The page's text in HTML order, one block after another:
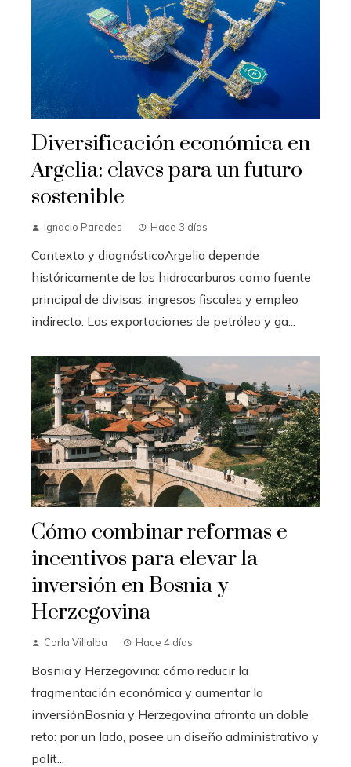
Diversificación económica en
Argelia: claves para un futuro
sostenible
Ignacio Paredes Hace 3 días
Contexto y diagnósticoArgelia depende
históricamente de los hidrocarburos como fuente
principal de divisas, ingresos fiscales y empleo
indirecto. Las exportaciones de petróleo y ga...
Cómo combinar reformas e
incentivos para elevar la
inversión en Bosnia y
Herzegovina
Carla Villalba Hace 4 días
Bosnia y Herzegovina: cómo reducir la
fragmentación económica y aumentar la
inversiónBosnia y Herzegovina afronta un doble
reto: por un lado, posee un diseño administrativo y
polít...